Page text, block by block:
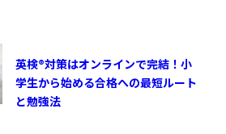
英検®対策はオンラインで完結！小
学生から始める合格への最短ルート
と勉強法